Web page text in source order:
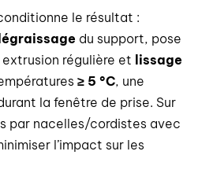
le résultat :
du support, pose
régulière et lissage
≥ 5 °C, une
la fenêtre de prise. Sur
par nacelles/cordistes avec
l’impact sur les